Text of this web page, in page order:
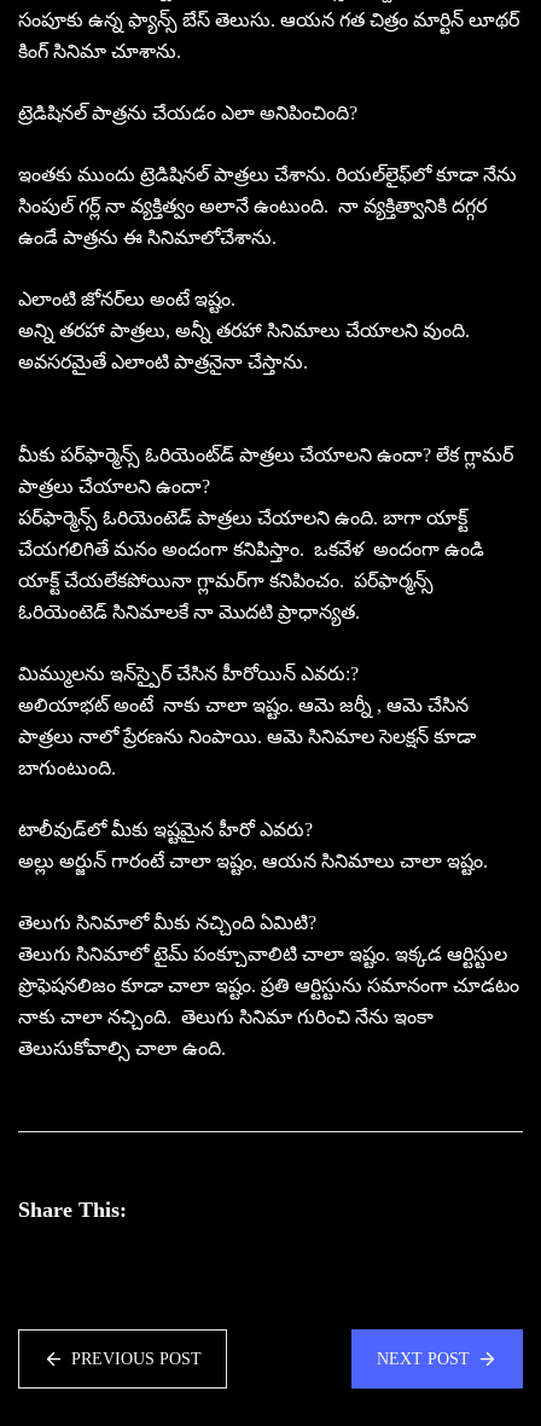
సంపూకు ఉన్న ఫ్యాన్స్‌ బేస్‌ తెలుసు. ఆయన గత చిత్రం మార్టిన్‌ లూథర్‌
కింగ్‌ సినిమా చూశాను.
ట్రెడిషినల్‌ పాత్రను చేయడం ఎలా అనిపించింది?
ఇంతకు ముందు ట్రెడిషినల్‌ పాత్రలు చేశాను. రియల్‌లైఫ్‌లో కూడా నేను
సింపుల్‌ గర్ల్‌ నా వ్యక్తిత్వం అలానే ఉంటుంది. నా వ్యక్తిత్వానికి దగ్గర
ఉండే పాత్రను ఈ సినిమాలోచేశాను.
ఎలాంటి జోనర్‌లు అంటే ఇష్టం.
అన్ని తరహా పాత్రలు, అన్నీ తరహా సినిమాలు చేయాలని వుంది.
అవసరమైతే ఎలాంటి పాత్రనైనా చేస్తాను.
మీకు పర్‌ఫార్మెన్స్‌ ఓరియెంట్‌డ్‌ పాత్రలు చేయాలని ఉందా? లేక గ్లామర్‌
పాత్రలు చేయాలని ఉందా?
పర్‌ఫార్మెన్స్‌ ఓరియెంటెడ్‌ పాత్రలు చేయాలని ఉంది. బాగా యాక్ట్‌
చేయగలిగితే మనం అందంగా కనిపిస్తాం. ఒకవేళ అందంగా ఉండి
యాక్ట్‌ చేయలేకపోయినా గ్లామర్‌గా కనిపించం. పర్‌ఫార్మన్స్‌
ఓరియెంటెడ్‌ సినిమాలకే నా మొదటి ప్రాధాన్యత.
మిమ్ములను ఇన్‌స్పైర్‌ చేసిన హీరోయిన్‌ ఎవరు:?
అలియాభట్ అంటే నాకు చాలా ఇష్టం. ఆమె జర్నీ , ఆమె చేసిన
పాత్రలు నాలో ప్రేరణను నింపాయి. ఆమె సినిమాల సెలక్షన్‌ కూడా
బాగుంటుంది.
టాలీవుడ్‌లో మీకు ఇష్టమైన హీరో ఎవరు?
అల్లు అర్జున్‌ గారంటే చాలా ఇష్టం, ఆయన సినిమాలు చాలా ఇష్టం.
తెలుగు సినిమాలో మీకు నచ్చింది ఏమిటి?
తెలుగు సినిమాలో టైమ్‌ పంక్చూవాలిటి చాలా ఇష్టం. ఇక్కడ ఆర్టిస్టుల
ప్రొఫెషనలిజం కూడా చాలా ఇష్టం. ప్రతి ఆర్టిస్టును సమానంగా చూడటం
నాకు చాలా నచ్చింది. తెలుగు సినిమా గురించి నేను ఇంకా
తెలుసుకోవాల్సి చాలా ఉంది.
Share This:
PREVIOUS POST NEXT POST